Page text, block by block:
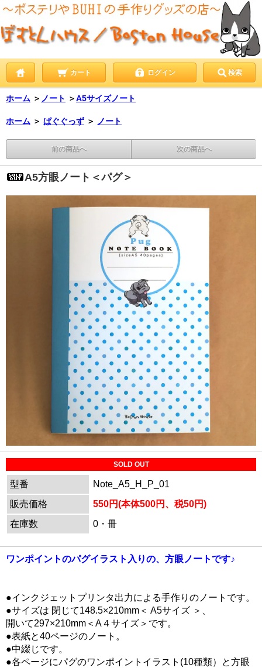
カート ログイン 検索
ホーム ＞ ノート ＞A5サイズノート
ホーム ＞ ぱぐぐっず ＞ ノート
前の商品へ 次の商品へ
A5方眼ノート＜パグ＞
SOLD OUT
型番
Note_A5_H_P_01
販売価格
550円(本体500円、税50円)
在庫数
0・冊
ワンポイントのパグイラスト入りの、方眼ノートです♪
●インクジェットプリンタ出力による手作りのノートです。
●サイズは 閉じて148.5×210mm＜ A5サイズ ＞、
開いて297×210mm＜A４サイズ＞です。
●表紙と40ページのノート。
●中綴じです。
●各ページにパグのワンポイントイラスト(10種類）と方眼